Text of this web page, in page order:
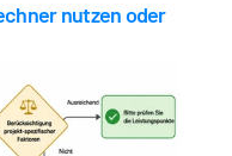
nutzen oder